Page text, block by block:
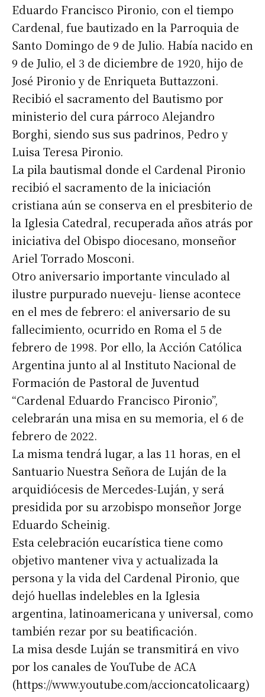
Eduardo Francisco Pironio, con el tiempo
Cardenal, fue bautizado en la Parroquia de
Santo Domingo de 9 de Julio. Había nacido en
9 de Julio, el 3 de diciembre de 1920, hijo de
José Pironio y de Enriqueta Buttazzoni.
Recibió el sacramento del Bautismo por
ministerio del cura párroco Alejandro
Borghi, siendo sus sus padrinos, Pedro y
Luisa Teresa Pironio.
La pila bautismal donde el Cardenal Pironio
recibió el sacramento de la iniciación
cristiana aún se conserva en el presbiterio de
la Iglesia Catedral, recuperada años atrás por
iniciativa del Obispo diocesano, monseñor
Ariel Torrado Mosconi.
Otro aniversario importante vinculado al
ilustre purpurado nueveju- liense acontece
en el mes de febrero: el aniversario de su
fallecimiento, ocurrido en Roma el 5 de
febrero de 1998. Por ello, la Acción Católica
Argentina junto al al Instituto Nacional de
Formación de Pastoral de Juventud
“Cardenal Eduardo Francisco Pironio”,
celebrarán una misa en su memoria, el 6 de
febrero de 2022.
La misma tendrá lugar, a las 11 horas, en el
Santuario Nuestra Señora de Luján de la
arquidiócesis de Mercedes-Luján, y será
presidida por su arzobispo monseñor Jorge
Eduardo Scheinig.
Esta celebración eucarística tiene como
objetivo mantener viva y actualizada la
persona y la vida del Cardenal Pironio, que
dejó huellas indelebles en la Iglesia
argentina, latinoamericana y universal, como
también rezar por su beatificación.
La misa desde Luján se transmitirá en vivo
por los canales de YouTube de ACA
(https://www.youtube.com/accioncatolicaarg)